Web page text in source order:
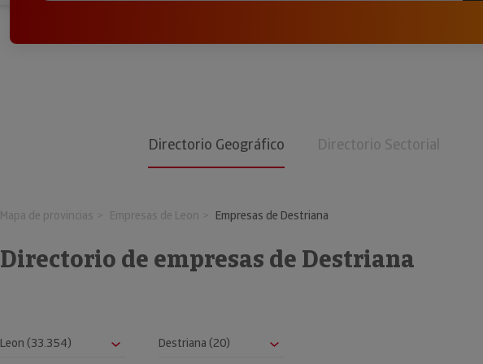
Directorio Geográfico Directorio Sectorial
Mapa de provincias Empresas de Leon Empresas de Destriana
Directorio de empresas de Destriana